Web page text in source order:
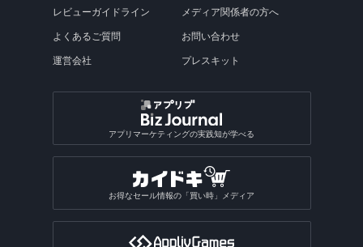
レビューガイドライン
よくあるご質問
運営会社
メディア関係者の方へ
お問い合わせ
プレスキット
アプリマーケティングの実践知が学べる
お得なセール情報の「買い時」メディア